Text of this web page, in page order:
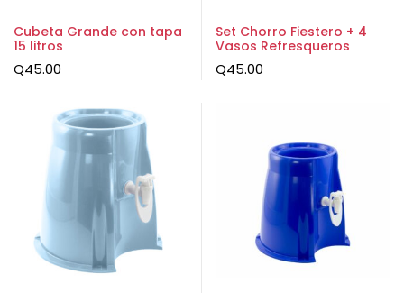
Cubeta Grande con tapa
15 litros
Q45.00
Set Chorro Fiestero + 4
Vasos Refresqueros
Q45.00